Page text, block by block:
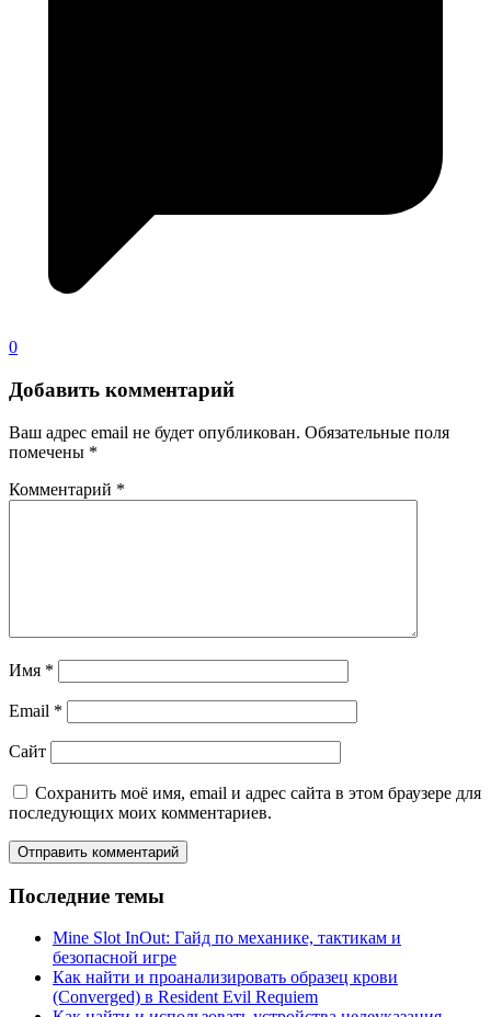
0
Добавить комментарий
Ваш адрес email не будет опубликован. Обязательные поля
помечены *
Комментарий *
Имя *
Email *
Сайт
Сохранить моё имя, email и адрес сайта в этом браузере для
последующих моих комментариев.
Последние темы
Mine Slot InOut: Гайд по механике, тактикам и
безопасной игре
Как найти и проанализировать образец крови
(Converged) в Resident Evil Requiem